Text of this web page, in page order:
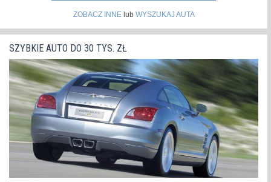
ZOBACZ INNElub WYSZUKAJ AUTA
SZYBKIE AUTO DO 30 TYS. ZŁ